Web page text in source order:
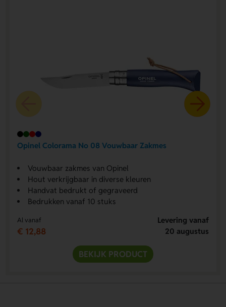
Opinel Colorama No 08 Vouwbaar Zakmes
Vouwbaar zakmes van Opinel
Hout verkrijgbaar in diverse kleuren
Handvat bedrukt of gegraveerd
Bedrukken vanaf 10 stuks
Al vanaf
€ 12,88
Levering vanaf
20 augustus
BEKIJK PRODUCT